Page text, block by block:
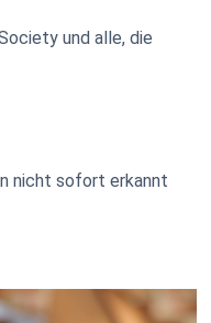
und alle, die
nicht sofort erkannt